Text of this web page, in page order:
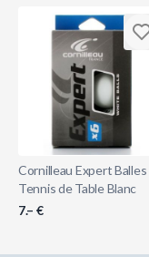
Cornilleau Expert Balles
Tennis de Table Blanc
7.– €